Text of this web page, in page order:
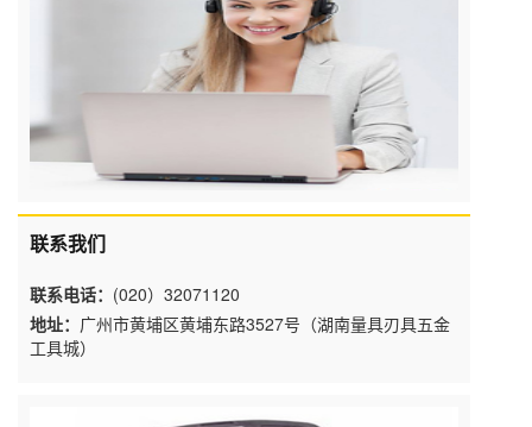
联系我们
联系电话： (020）32071120
地址： 广州市黄埔区黄埔东路3527号（湖南量具刃具五金
工具城）